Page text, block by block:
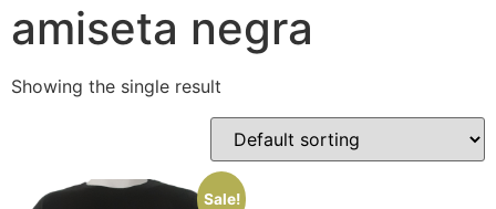
amiseta negra
Showing the single result
Sale!